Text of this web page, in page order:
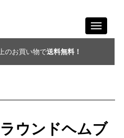
Toggle
のお買い物で送料無料！
ラウンドヘムブ